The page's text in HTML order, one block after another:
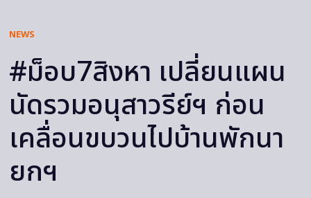
NEWS
#ม็อบ7สิงหา เปลี่ยนแผน
นัดรวมอนุสาวรีย์ฯ ก่อน
เคลื่อนขบวนไปบ้านพักนา
ยกฯ